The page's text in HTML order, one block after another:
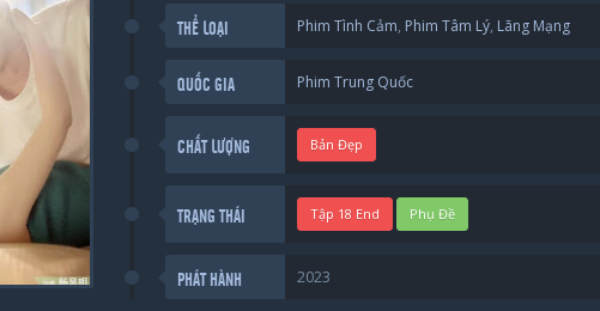
THỂ LOẠI Phim Tình Cảm, Phim Tâm Lý, Lãng Mạng
QUỐC GIA Phim Trung Quốc
CHẤT LƯỢNG Bản Đẹp
TRẠNG THÁI Tập 18 End Phụ Đề
PHÁT HÀNH 2023